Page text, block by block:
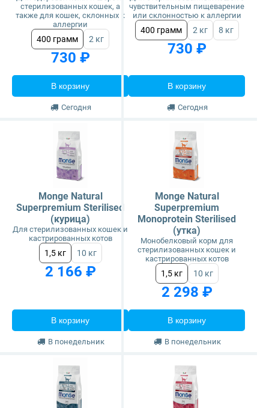
стерилизованных кошек, а
также для кошек, склонных к
аллергии
400 грамм 2 кг
730 ₽
В корзину
Сегодня
чувствительным пищеварение
или склонностью к аллергии
400 грамм 2 кг 8 кг
730 ₽
В корзину
Сегодня
Monge Natural
Superpremium Sterilised
(курица)
Для стерилизованных кошек и
кастрированных котов
1,5 кг 10 кг
2 166 ₽
В корзину
В понедельник
Monge Natural
Superpremium
Monoprotein Sterilised
(утка)
Монобелковый корм для
стерилизованных кошек и
кастрированных котов
1,5 кг 10 кг
2 298 ₽
В корзину
В понедельник